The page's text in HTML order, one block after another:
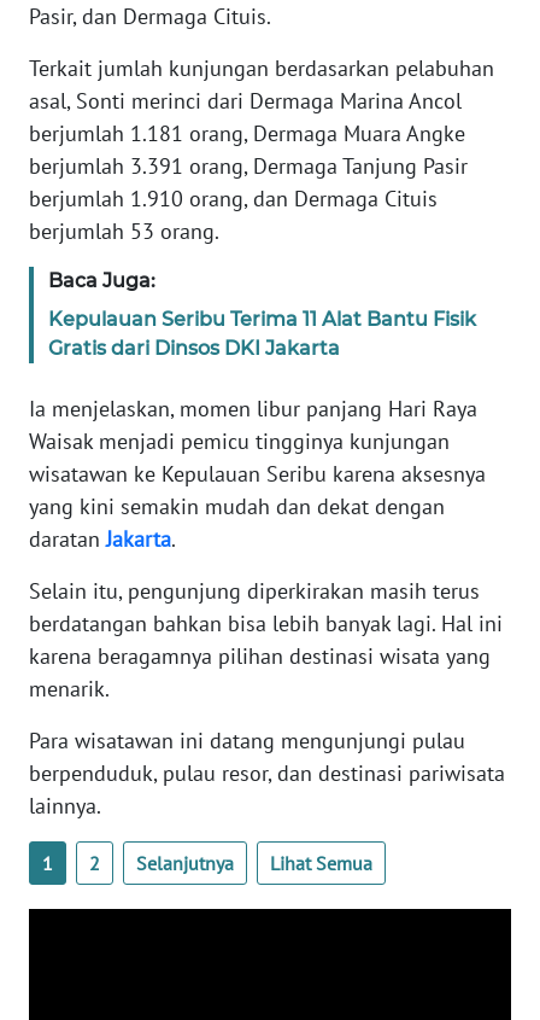
Pasir, dan Dermaga Cituis.
Terkait jumlah kunjungan berdasarkan pelabuhan
asal, Sonti merinci dari Dermaga Marina Ancol
berjumlah 1.181 orang, Dermaga Muara Angke
berjumlah 3.391 orang, Dermaga Tanjung Pasir
berjumlah 1.910 orang, dan Dermaga Cituis
berjumlah 53 orang.
Baca Juga:
Kepulauan Seribu Terima 11 Alat Bantu Fisik
Gratis dari Dinsos DKI Jakarta
Ia menjelaskan, momen libur panjang Hari Raya
Waisak menjadi pemicu tingginya kunjungan
wisatawan ke Kepulauan Seribu karena aksesnya
yang kini semakin mudah dan dekat dengan
daratanJakarta.
Selain itu, pengunjung diperkirakan masih terus
berdatangan bahkan bisa lebih banyak lagi. Hal ini
karena beragamnya pilihan destinasi wisata yang
menarik.
Para wisatawan ini datang mengunjungi pulau
berpenduduk, pulau resor, dan destinasi pariwisata
lainnya.
1 2 Selanjutnya Lihat Semua
SULTRA
WN
NTB
WN
SULTENG
WN
SULBAR
WN
BABEL
SUMBAR
WN
WN
BENGKULU
LAMPUNG
WN
JATENG